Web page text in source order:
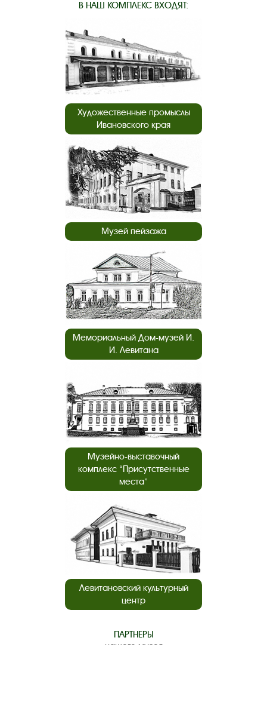
В НАШ КОМПЛЕКС ВХОДЯТ:
Художественные промыслы
Ивановского края
Музей пейзажа
Мемориальный Дом-музей И.
И. Левитана
Музейно-выставочный
комплекс “Присутственные
места”
Левитановский культурный
центр
ПАРТНЕРЫ
нашего музея